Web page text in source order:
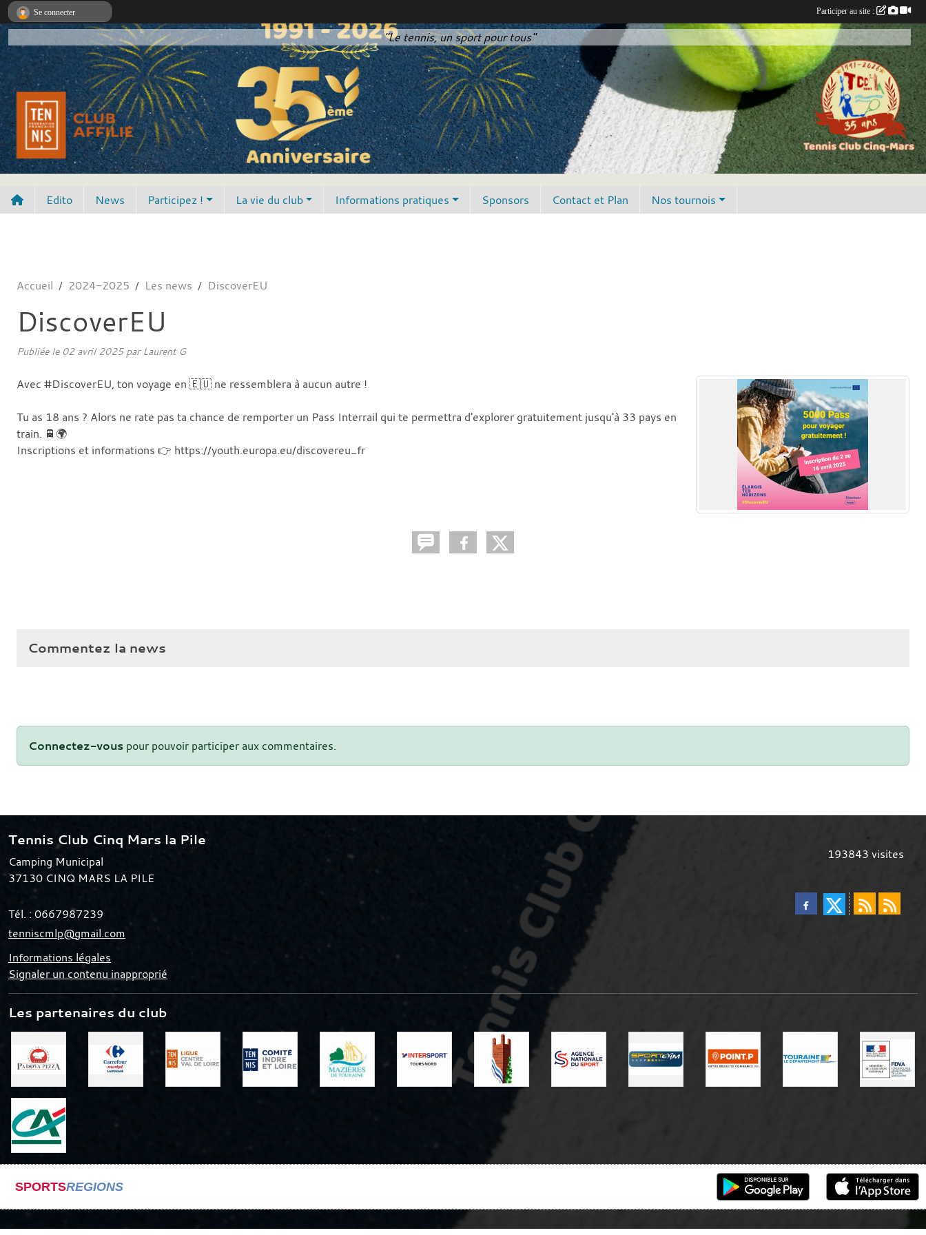
"Le tennis, un sport pour tous"
Edito News Participez ! La vie du club Informations pratiques Sponsors Contact et Plan Nos tournois
Accueil 2024-2025 Les news DiscoverEU
DiscoverEU
Publiée le 02 avril 2025par Laurent G
Avec #DiscoverEU, ton voyage en 🇪🇺 ne ressemblera à aucun autre !
Tu as 18 ans ? Alors ne rate pas ta chance de remporter un Pass Interrail qui te permettra d'explorer gratuitement jusqu'à 33 pays en
train. 🚆🌍
Inscriptions et informations 👉 https://youth.europa.eu/discovereu_fr
Commentez la news
Connectez-vous pour pouvoir participer aux commentaires.
Tennis Club Cinq Mars la Pile
Camping Municipal
37130 CINQ MARS LA PILE
Tél. : 0667987239
tenniscmlp@gmail.com
Informations légales
Signaler un contenu inapproprié
193843 visites
Les partenaires du club
SPORTSREGIONS
Se connecter Participer au site :
Panneau de gestion des cookies